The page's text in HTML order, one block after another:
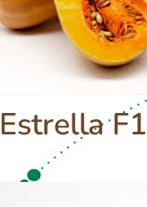
Estrella F1